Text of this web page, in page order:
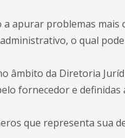
apurar problemas mais
o qual
âmbito da Diretoria
fornecedor e definidas
que representa sua